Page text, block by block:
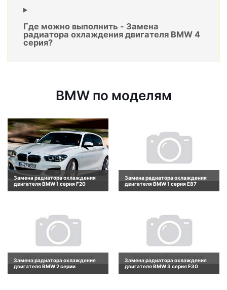
Где можно выполнить - Замена
радиатора охлаждения двигателя BMW 4
серия?
BMW по моделям
Замена радиатора охлаждения
двигателя BMW 1 серия F20
Замена радиатора охлаждения
двигателя BMW 1 серия E87
Замена радиатора охлаждения
двигателя BMW 2 серии
Замена радиатора охлаждения
двигателя BMW 3 серия F30